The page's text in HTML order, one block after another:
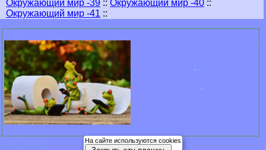
Окружающий мир -39 :: Окружающий мир -40 ::
Окружающий мир -41 ::
На сайте используются cookies